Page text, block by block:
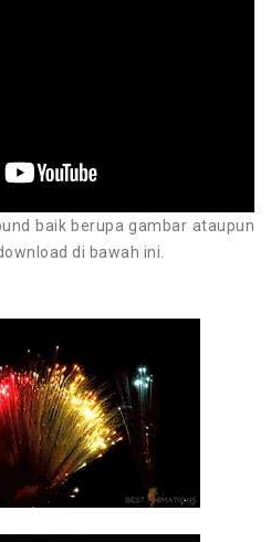
baik berupa gambar ataupun
di bawah ini.